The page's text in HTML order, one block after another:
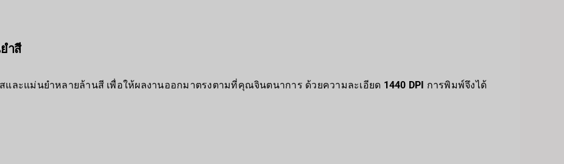
ำสี
และแม่นยำหลายล้านสี เพื่อให้ผลงานออกมาตรงตามที่คุณจินตนาการ ด้วยความละเอียด 1440 DPI การพิมพ์จึงได้